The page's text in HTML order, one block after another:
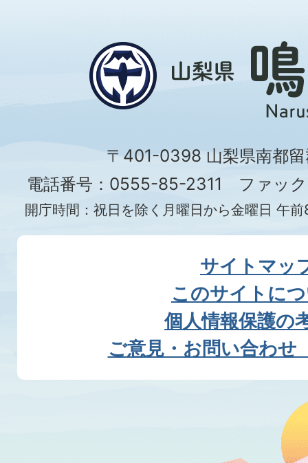
〒401-0398 山梨県南都
電話番号：0555-85-2311 ファッ
開庁時間：祝日を除く月曜日から金曜日 午
サイトマッ
このサイトに
個人情報保護の
ご意見・お問い合わせ